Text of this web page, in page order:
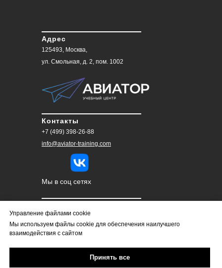
Управление файлами cookie
Мы используем файлы cookie для обеспечения наилучшего
взаимодействия с сайтом
Принять все
Адрес
125493, Москва,
ул. Смольная, д. 2, пом. 1002
Контакты
+7 (499) 398-26-88
info@aviator-training.com
Мы в соц сетях
НАПИШИТЕ НАМ >